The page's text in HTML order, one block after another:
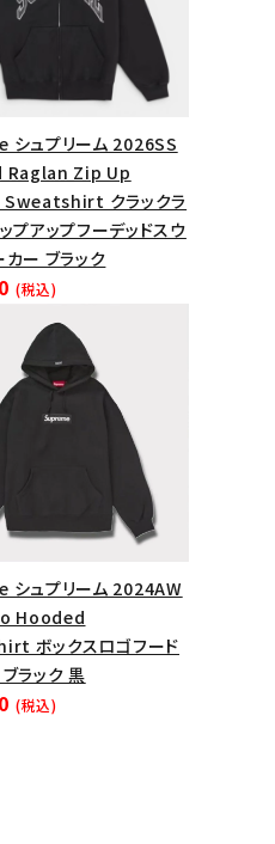
シュプリーム 2026SS
Raglan Zip Up
クラックラ
プアップフーデッドスウ
カー ブラック
(税込)
シュプリーム 2024AW
Hooded
ボックスロゴフード
ラック 黒
(税込)